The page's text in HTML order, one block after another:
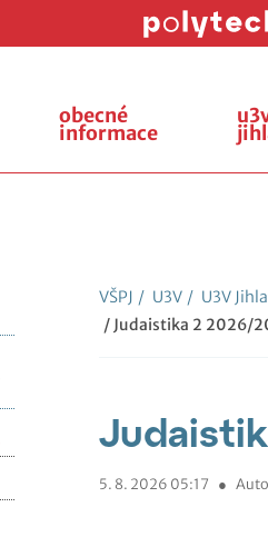
obecné
informace
VŠPJ / U3V / U3V
/ Judaistika 2 2026/
5. 8. 2026 05:17 ●